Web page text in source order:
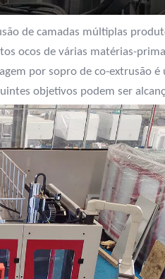
de camadas múltiplas
ocos de várias matérias-
por sopro de co-
objetivos podem ser